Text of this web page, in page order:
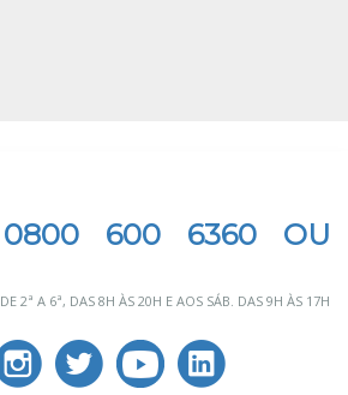
0800 600 6360 OU
DE 2ª A 6ª, DAS 8H ÀS 20H E AOS SÁB. DAS 9H ÀS 17H